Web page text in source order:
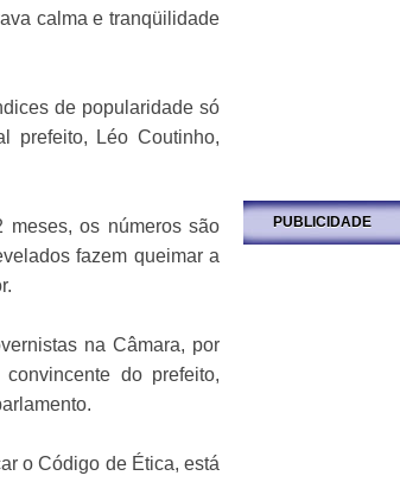
calma e tranqüilidade
de popularidade só
prefeito, Léo Coutinho,
meses, os números são
fazem queimar a
na Câmara, por
do prefeito,
o Código de Ética, está
PUBLICIDADE